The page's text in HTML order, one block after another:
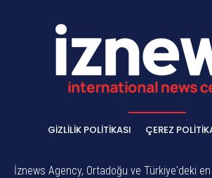
GIZLILIK POLITIKASI ÇEREZ
İznews Agency, Ortadoğu ve Türkiye'deki